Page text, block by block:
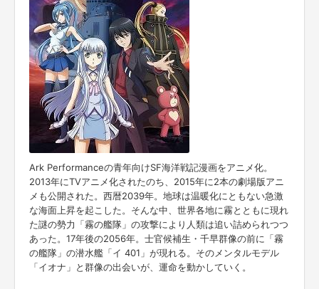
Ark Performanceの青年向けSF海洋戦記漫画をアニメ化。
2013年にTVアニメ化されたのち、2015年に2本の劇場版アニ
メも公開された。西暦2039年。地球は温暖化にともない急激
な海面上昇を起こした。そんな中、世界各地に霧とともに現れ
た謎の勢力「霧の艦隊」の攻撃により人類は追い詰められつつ
あった。17年後の2056年。士官候補生・千早群像の前に「霧
の艦隊」の潜水艦「イ 401」が現れる。そのメンタルモデル
「イオナ」と群像の出会いが、運命を動かしていく。